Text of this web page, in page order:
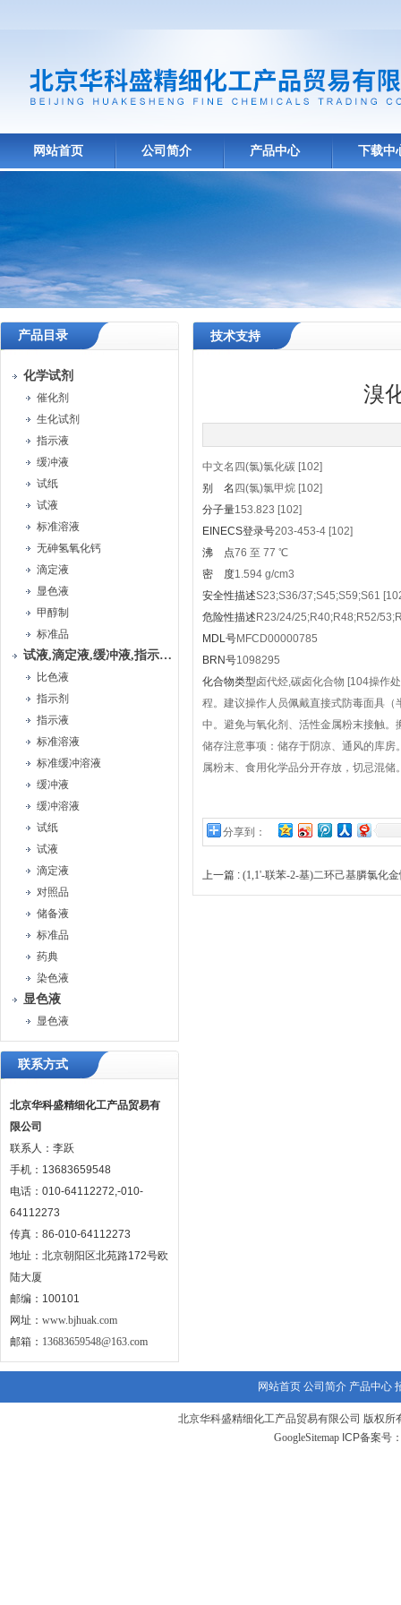
网站首页 公司简介 产品中心 下载中
产品目录
化学试剂
催化剂
生化试剂
指示液
缓冲液
试纸
试液
标准溶液
无砷氢氧化钙
滴定液
显色液
甲醇制
标准品
试液,滴定液,缓冲液,指示液,试纸
比色液
指示剂
指示液
标准溶液
标准缓冲溶液
缓冲液
缓冲溶液
试纸
试液
滴定液
对照品
储备液
标准品
药典
染色液
显色液
显色液
联系方式
北京华科盛精细化工产品贸易有
限公司
联系人：李跃
手机：13683659548
电话：010-64112272,-010-
64112273
传真：86-010-64112273
地址：北京朝阳区北苑路172号欧
陆大厦
邮编：100101
网址： www.bjhuak.com
邮箱： 13683659548@163.com
技术支持
溴
中文名 四(氯)氯化碳 [102]
别 名 四(氯)氯甲烷 [102]
分子量153.823 [102]
EINECS登录号203-453-4 [102]
沸 点76 至 77 ℃
密 度1.594 g/cm3
安全性描述S23;S36/37;S45;S59;S61
危险性描述 R23/24/25;R40;R48;R52/
MDL号MFCD00000785
BRN号1098295
化合物类型卤代烃,碳卤化合物 [104操作
程。建议操作人员佩戴直接式防毒面具
中。避免与氧化剂、活性金属粉末接触
储存注意事项：储存于阴凉、通风的库
属粉末、食用化学品分开存放，切忌混
分享到：
上一篇 : (1,1'-联苯-2-基)二环己基膦氯化
网站首页 公司简介 产品中心
北京华科盛精细化工产品贸易有限公司 版权所
GoogleSitemap ICP备案号